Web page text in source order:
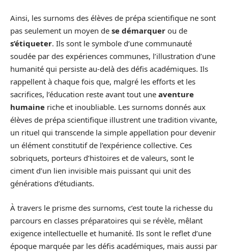
Ainsi, les surnoms des élèves de prépa scientifique ne sont
pas seulement un moyen de se démarquer ou de
s’étiqueter. Ils sont le symbole d’une communauté
soudée par des expériences communes, l’illustration d’une
humanité qui persiste au-delà des défis académiques. Ils
rappellent à chaque fois que, malgré les efforts et les
sacrifices, l’éducation reste avant tout une aventure
humaine riche et inoubliable. Les surnoms donnés aux
élèves de prépa scientifique illustrent une tradition vivante,
un rituel qui transcende la simple appellation pour devenir
un élément constitutif de l’expérience collective. Ces
sobriquets, porteurs d’histoires et de valeurs, sont le
ciment d’un lien invisible mais puissant qui unit des
générations d’étudiants.
À travers le prisme des surnoms, c’est toute la richesse du
parcours en classes préparatoires qui se révèle, mêlant
exigence intellectuelle et humanité. Ils sont le reflet d’une
époque marquée par les défis académiques, mais aussi par